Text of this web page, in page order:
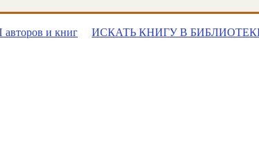
и книг ИСКАТЬ КНИГУ В